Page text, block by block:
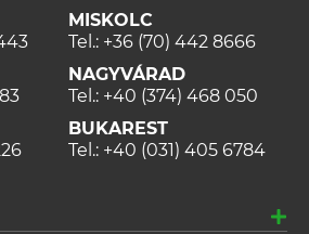
MISKOLC
Tel.: +36 (70) 442 8666
NAGYVÁRAD
Tel.: +40 (374) 468 050
BUKAREST
Tel.: +40 (031) 405 6784